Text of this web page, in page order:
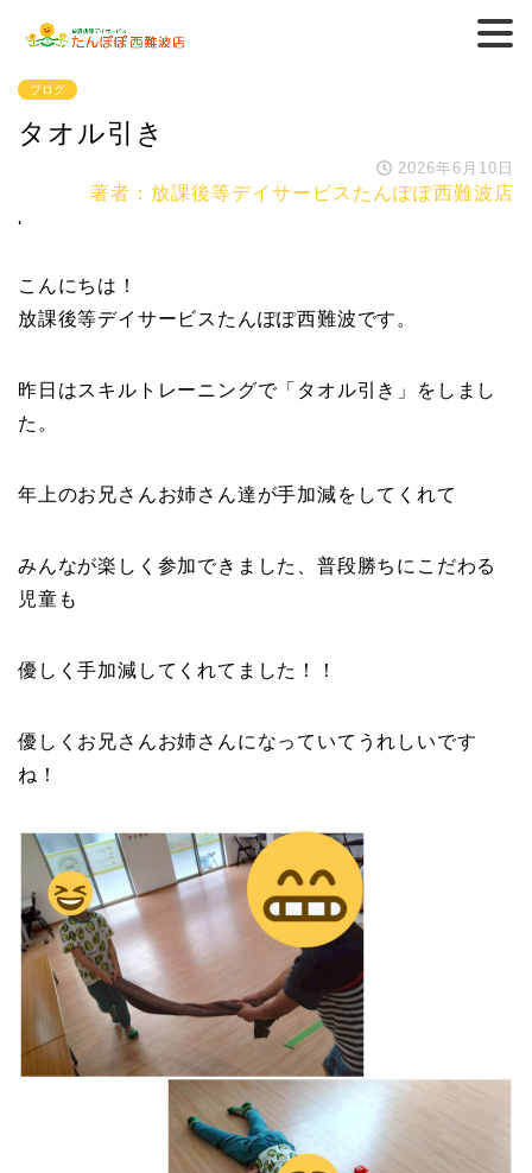
ブログ
タオル引き
2026年6月10日
著者：放課後等デイサービスたんぽぽ西難波店
'
こんにちは！
放課後等デイサービスたんぽぽ西難波です。
昨日はスキルトレーニングで「タオル引き」をしまし
た。
年上のお兄さんお姉さん達が手加減をしてくれて
みんなが楽しく参加できました、普段勝ちにこだわる
児童も
優しく手加減してくれてました！！
優しくお兄さんお姉さんになっていてうれしいです
ね！